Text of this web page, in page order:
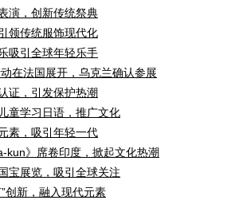
演，创新传统祭典
领传统服饰现代化
吸引全球年轻乐手
在法国展开，乌克兰确认参展
证，引发保护热潮
童学习日语，推广文化
素，吸引年轻一代
kun》席卷印度，掀起文化热潮
宝展览，吸引全球关注
创新，融入现代元素